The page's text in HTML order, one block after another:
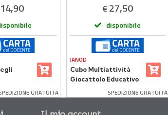
14,90
GRATUITA
€27,50
disponibile
JANOD
Cubo Multiattività
Giocattolo Educativo
SPEDIZIONE GRATUITA